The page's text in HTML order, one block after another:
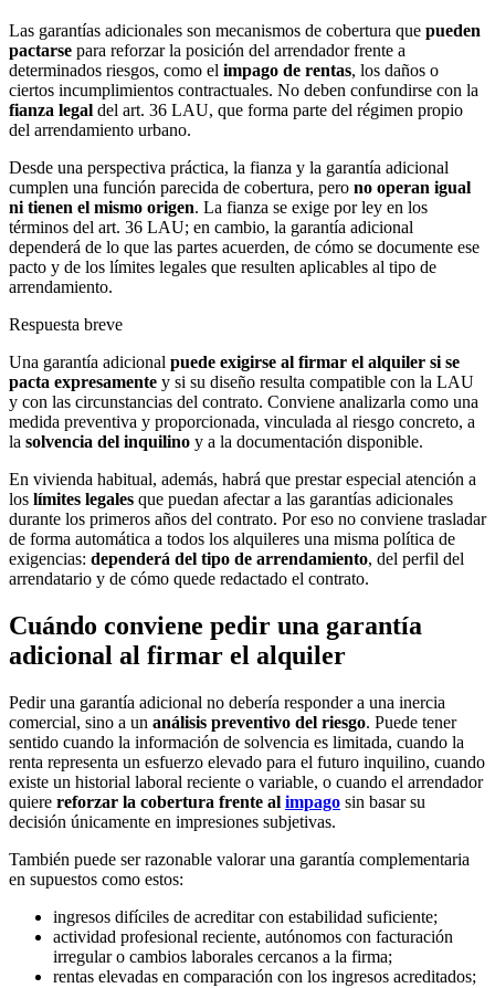
Las garantías adicionales son mecanismos de cobertura que pueden
pactarse para reforzar la posición del arrendador frente a
determinados riesgos, como el impago de rentas, los daños o
ciertos incumplimientos contractuales. No deben confundirse con la
fianza legal del art. 36 LAU, que forma parte del régimen propio
del arrendamiento urbano.
Desde una perspectiva práctica, la fianza y la garantía adicional
cumplen una función parecida de cobertura, pero no operan igual
ni tienen el mismo origen. La fianza se exige por ley en los
términos del art. 36 LAU; en cambio, la garantía adicional
dependerá de lo que las partes acuerden, de cómo se documente ese
pacto y de los límites legales que resulten aplicables al tipo de
arrendamiento.
Respuesta breve
Una garantía adicional puede exigirse al firmar el alquiler si se
pacta expresamente y si su diseño resulta compatible con la LAU
y con las circunstancias del contrato. Conviene analizarla como una
medida preventiva y proporcionada, vinculada al riesgo concreto, a
la solvencia del inquilino y a la documentación disponible.
En vivienda habitual, además, habrá que prestar especial atención a
los límites legales que puedan afectar a las garantías adicionales
durante los primeros años del contrato. Por eso no conviene trasladar
de forma automática a todos los alquileres una misma política de
exigencias: dependerá del tipo de arrendamiento, del perfil del
arrendatario y de cómo quede redactado el contrato.
Cuándo conviene pedir una garantía
adicional al firmar el alquiler
Pedir una garantía adicional no debería responder a una inercia
comercial, sino a un análisis preventivo del riesgo. Puede tener
sentido cuando la información de solvencia es limitada, cuando la
renta representa un esfuerzo elevado para el futuro inquilino, cuando
existe un historial laboral reciente o variable, o cuando el arrendador
quiere reforzar la cobertura frente al impago sin basar su
decisión únicamente en impresiones subjetivas.
También puede ser razonable valorar una garantía complementaria
en supuestos como estos:
ingresos difíciles de acreditar con estabilidad suficiente;
actividad profesional reciente, autónomos con facturación
irregular o cambios laborales cercanos a la firma;
rentas elevadas en comparación con los ingresos acreditados;